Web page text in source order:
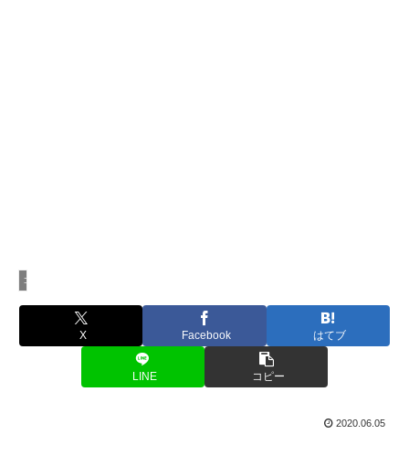
コラム
X Facebook はてブ
LINE コピー
2020.06.05